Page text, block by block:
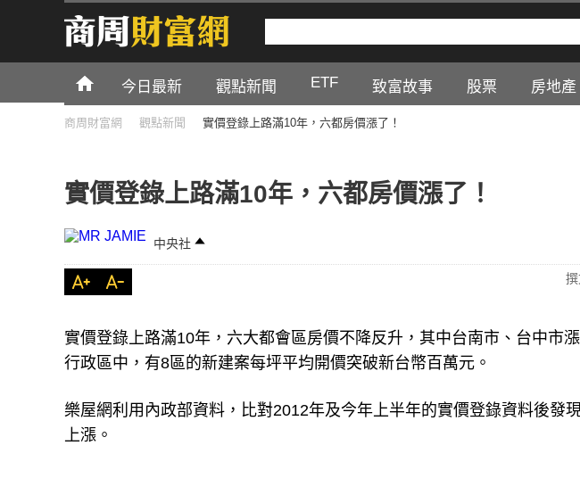
今日最新 觀點新聞 ETF 致富故事 股票 房地產
商周財富網 觀點新聞 實價登錄上路滿10年，六都房價漲了！
實價登錄上路滿10年，六都房價漲了！
中央社
實價登錄上路滿10年，六大都會區房價不降反升，其中台南市、台中市
行政區中，有8區的新建案每坪平均開價突破新台幣百萬元。
樂屋網利用內政部資料，比對2012年及今年上半年的實價登錄資料後發
上漲。